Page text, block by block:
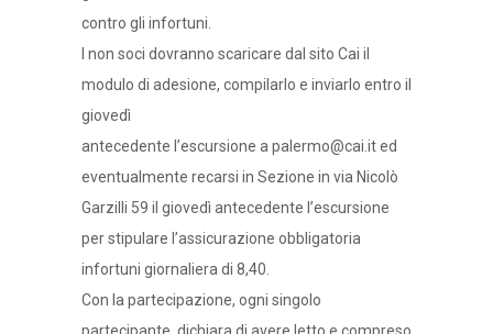
contro gli infortuni.
I non soci dovranno scaricare dal sito Cai il
modulo di adesione, compilarlo e inviarlo entro il
giovedì
antecedente l’escursione a palermo@cai.it ed
eventualmente recarsi in Sezione in via Nicolò
Garzilli 59 il giovedì antecedente l’escursione
per stipulare l’assicurazione obbligatoria
infortuni giornaliera di 8,40.
Con la partecipazione, ogni singolo